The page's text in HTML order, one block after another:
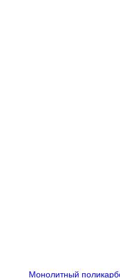
Монолитный